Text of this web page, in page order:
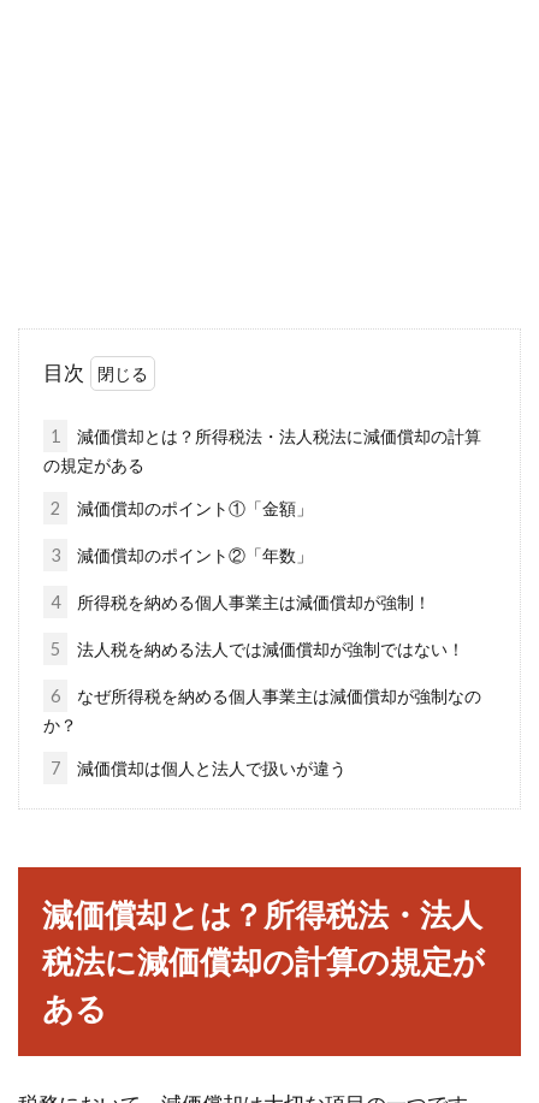
与から天引きされる額は？
1KのKとは何の単位？お金の金額を
示すほか何に使われる？
1Kと聞いたら何を思い浮かべますか。人によっ
てさまざまでしょうが、今回は1Kの「K」を、
る？固定資産税の疑問解決！
家を新築したら、どのお宅でも行うのが固定資
産税の家屋調査です。家屋調査は、今後支払う
目次
1
減価償却とは？所得税法・法人税法に減価償却の計算
の規定がある
2 減価償却のポイント①「金額」
3 減価償却のポイント②「年数」
4 所得税を納める個人事業主は減価償却が強制！
5 法人税を納める法人では減価償却が強制ではない！
6
なぜ所得税を納める個人事業主は減価償却が強制なの
か？
7 減価償却は個人と法人で扱いが違う
減価償却とは？所得税法・法人
税法に減価償却の計算の規定が
ある